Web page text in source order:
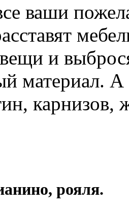
ваши
и
материал. А
карнизов,
рояля.